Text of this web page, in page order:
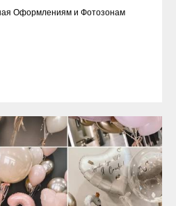
Оформлениям и Фотозонам